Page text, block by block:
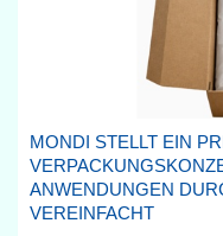
MONDI STELLT EIN
ANWENDUNGEN
VEREINFACHT